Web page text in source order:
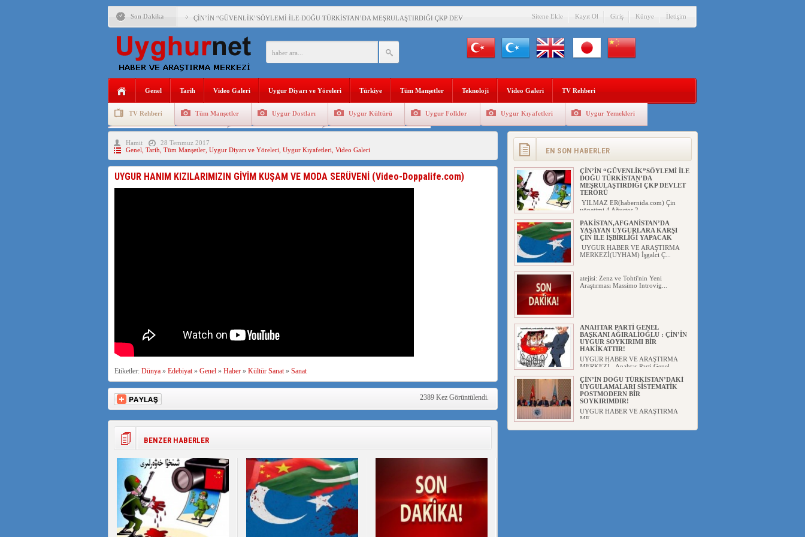
Son Dakika ÇİN’İN “GÜVENLİK”SÖYLEMİ İLE DOĞU TÜRKİSTAN’DA MEŞRULAŞTIRDIĞI ÇKP DEVLET TERÖRÜ
PAKİSTAN,AFGANİSTAN’DA YAŞAYAN UYGURLARA KARŞI ÇİN İLE İŞBİRLİĞİ YAPACAK
ANAHTAR PARTİ GENEL BAŞKANI AĞIRALİOĞLU : ÇİN’İN UYGUR SOYKIRIMI BİR HAKİKATTIR!
ÇİN’İN DOĞU TÜRKİSTAN’DAKİ UYGULAMALARI SİSTEMATİK POSTMODERN BİR SOYKIRIMDIR!
150 YILDIR KAYNAYAN YARAMIZ : ÇİN İŞGALİNDEKİ DOĞU TÜRKİSTAN
ÇİN’İN UYGUR POLİTİKALARINI ÖVEN DİYANET AKADEMİSİ BAŞKANI’NA TEPKİLER SÜRÜYOR
Sitene Ekle Kayıt Ol Giriş Künye İletişim
Genel Tarih Video Galeri Uygur Diyarı ve Yöreleri Türkiye Tüm Manşetler Teknoloji Video Galeri TV Rehberi
TV Rehberi Tüm Manşetler Uygur Dostları Uygur Kültürü Uygur Folklor Uygur Kıyafetleri Uygur Yemekleri
Uygurlarda Düğün ve Cenaze
Hamit
28 Temmuz 2017
Genel Tarih Tüm Manşetler, Uygur Diyarı ve Yöreleri Uygur Kıyafetleri Video Galeri
UYGUR HANIM KIZILARIMIZIN GİYİM KUŞAM VE MODA SERÜVENİ (Video-Doppalife.com)
Etiketler: Dünya» Edebiyat» Genel» Haber» Kültür Sanat» Sanat
2389 Kez Görüntülendi.
BENZER HABERLER
EN SON HABERLER
ÇİN’İN “GÜVENLİK”SÖYLEMİ İLE
DOĞU TÜRKİSTAN’DA
MEŞRULAŞTIRDIĞI ÇKP DEVLET
TERÖRÜ
YILMAZ ER(habernida.com) Çin
yönetimi 4 Ağustos 2...
PAKİSTAN,AFGANİSTAN’DA
YAŞAYAN UYGURLARA KARŞI
ÇİN İLE İŞBİRLİĞİ YAPACAK
UYGUR HABER VE ARAŞTIRMA
MERKEZİ(UYHAM) İşgalci Ç...
atejisi: Zenz ve Tohti'nin Yeni
Araştırması Massimo Introvig...
ANAHTAR PARTİ GENEL
BAŞKANI AĞIRALİOĞLU : ÇİN’İN
UYGUR SOYKIRIMI BİR
HAKİKATTIR!
UYGUR HABER VE ARAŞTIRMA
MERKEZİ Anahtar Parti Genel
ÇİN’İN DOĞU TÜRKİSTAN’DAKİ
UYGULAMALARI SİSTEMATİK
POSTMODERN BİR
SOYKIRIMDIR!
UYGUR HABER VE ARAŞTIRMA
ME...
DİYANET AKADEMİSİ BAŞKANI